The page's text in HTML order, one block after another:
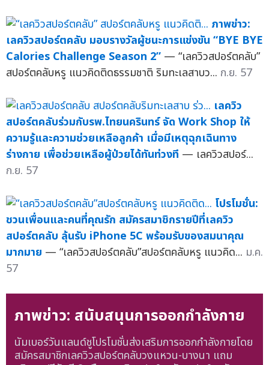
ภาพข่าว:
เลควิวสปอร์ตคลับ มอบรางวัลผู้ชนะการแข่งขัน “BYE BYE
Calories Challenge Season 2” — “เลควิวสปอร์ตคลับ”
สปอร์ตคลับหรู แนวคิดติดธรรมชาติ ริมทะเลสาบว... ก.ย. 57
เลควิว
สปอร์ตคลับร่วมกับรพ.ไทยนครินทร์ จัด Work Shop ให้
ความรู้และความช่วยเหลือลูกค้า เมื่อมีเหตุฉุกเฉินทาง
ร่างกาย เพื่อช่วยเหลือผู้ป่วยได้ทันท่วงที — เลควิวสปอร์...
ก.ย. 57
โปรโมชั่น:
ชวนเพื่อนและคนที่คุณรัก สมัครสมาชิกรายปีที่เลควิว
สปอร์ตคลับ ลุ้นรับ iPhone 5C พร้อมรับของสมนาคุณ
มากมาย — “เลควิวสปอร์ตคลับ”สปอร์ตคลับหรู แนวคิด... ม.ค.
57
ภาพข่าว: สนับสนุนการออกกำลังกาย
นัมเบอร์วันแลนด์ชูโปรโมชั่นส่งเสริมการออกกำลังกายโดย
สมัครสมาชิกเลควิวสปอร์ตคลับวงแหวน-บางนา แถม